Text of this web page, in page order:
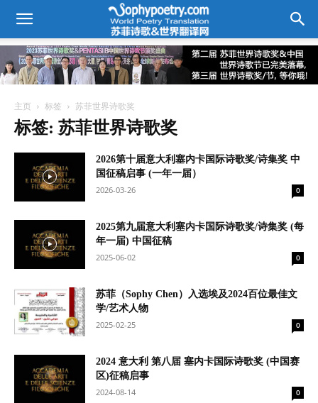
主页 标签 苏菲世界诗歌奖
标签: 苏菲世界诗歌奖
2026第十届意大利塞内卡国际诗歌奖/诗集奖 中
国征稿启事 (一年一届）
2026-03-26
0
2025第九届意大利塞内卡国际诗歌奖/诗集奖 (每
年一届) 中国征稿
2025-06-02
0
苏菲（Sophy Chen）入选埃及2024百位最佳文
学/艺术人物
2025-02-25
0
2024 意大利 第八届 塞内卡国际诗歌奖 (中国赛
区)征稿启事
2024-08-14
0